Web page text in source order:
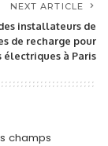
NEXT ARTICLE
installateurs de
de recharge pour
électriques à Paris
champs